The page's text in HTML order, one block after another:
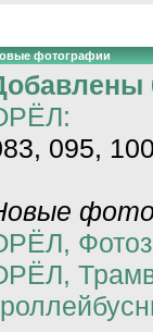
фотографии
095,